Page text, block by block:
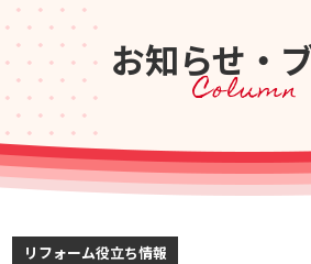
お知らせ・
Column
リフォーム役立ち情報